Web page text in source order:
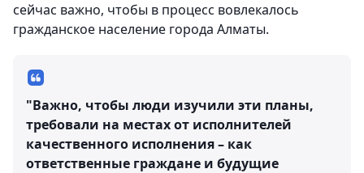
сейчас важно, чтобы в процесс вовлекалось
гражданское население города Алматы.
"Важно, чтобы люди изучили эти планы,
требовали на местах от исполнителей
качественного исполнения – как
ответственные граждане и будущие